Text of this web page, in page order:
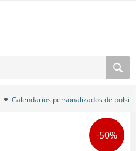
Calendarios personalizados de
-50%